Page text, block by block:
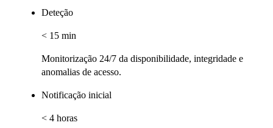
Deteção
< 15 min
Monitorização 24/7 da disponibilidade, integridade e
anomalias de acesso.
Notificação inicial
< 4 horas